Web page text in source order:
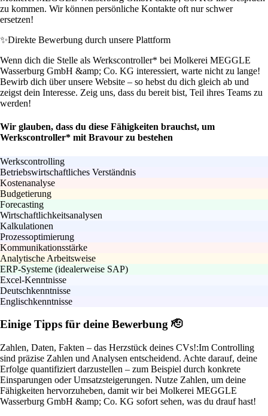
zu kommen. Wir können persönliche Kontakte oft nur schwer
ersetzen!
✨Direkte Bewerbung durch unsere Plattform
Wenn dich die Stelle als Werkscontroller* bei Molkerei MEGGLE
Wasserburg GmbH &amp; Co. KG interessiert, warte nicht zu lange!
Bewirb dich über unsere Website – so hebst du dich gleich ab und
zeigst dein Interesse. Zeig uns, dass du bereit bist, Teil ihres Teams zu
werden!
Wir glauben, dass du diese Fähigkeiten brauchst, um
Werkscontroller* mit Bravour zu bestehen
Werkscontrolling
Betriebswirtschaftliches Verständnis
Kostenanalyse
Budgetierung
Forecasting
Wirtschaftlichkeitsanalysen
Kalkulationen
Prozessoptimierung
Kommunikationsstärke
Analytische Arbeitsweise
ERP-Systeme (idealerweise SAP)
Excel-Kenntnisse
Deutschkenntnisse
Englischkenntnisse
Einige Tipps für deine Bewerbung 🫡
Zahlen, Daten, Fakten – das Herzstück deines CVs!:Im Controlling
sind präzise Zahlen und Analysen entscheidend. Achte darauf, deine
Erfolge quantifiziert darzustellen – zum Beispiel durch konkrete
Einsparungen oder Umsatzsteigerungen. Nutze Zahlen, um deine
Fähigkeiten hervorzuheben, damit wir bei Molkerei MEGGLE
Wasserburg GmbH &amp; Co. KG sofort sehen, was du drauf hast!